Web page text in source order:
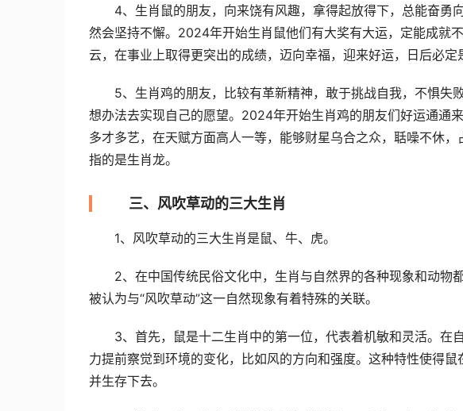
4、生肖鼠的朋友，向来饶有风趣，拿得起放得下，总能奋勇
然会坚持不懈。2024年开始生肖鼠他们有大奖有大运，定能成就
云，在事业上取得更突出的成绩，迈向幸福，迎来好运，日后必定
5、生肖鸡的朋友，比较有革新精神，敢于挑战自我，不惧失
想办法去实现自己的愿望。2024年开始生肖鸡的朋友们好运通通
多才多艺，在天赋方面高人一等，能够财星乌合之众，聒噪不休，
指的是生肖龙。
三、风吹草动的三大生肖
1、风吹草动的三大生肖是鼠、牛、虎。
2、在中国传统民俗文化中，生肖与自然界的各种现象和动物
被认为与“风吹草动”这一自然现象有着特殊的关联。
3、首先，鼠是十二生肖中的第一位，代表着机敏和灵活。在
力提前察觉到环境的变化，比如风的方向和强度。这种特性使得
并生存下去。